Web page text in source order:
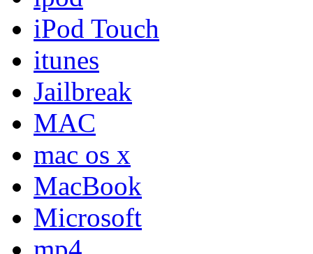
iPod Touch
itunes
Jailbreak
MAC
mac os x
MacBook
Microsoft